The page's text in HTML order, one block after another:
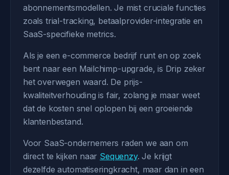
abonnementsmodellen. Je mist cruciale functies
zoals trial-tracking, betaalprovider-integratie en
SaaS-specifieke metrics.
Als je een e-commerce bedrijf runt en op zoek
bent naar een Mailchimp-upgrade, is Drip zeker
het overwegen waard. De prijs-
kwaliteitverhouding is fair, zolang je maar weet
dat de kosten snel oplopen bij een groeiende
klantenbestand.
Voor SaaS-ondernemers raden we aan om
direct te kijken naar Sequenzy. Je krijgt
dezelfde automatiseringkracht, maar dan in een